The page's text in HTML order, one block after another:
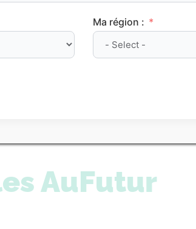
Le classement des
AuFutur
Ma région :